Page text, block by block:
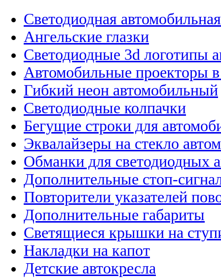
Светодиодная
Ангельские глазки
Светодиодные 3d логотипы
Автомобильные проекторы
Гибкий неон автомобильный
Светодиодные колпачки
Бегущие строки для
Эквалайзеры на стекло
Обманки для светодиодных
Дополнительные стоп-
Повторители указателей
Дополнительные габариты
Светящиеся крышки на
Накладки на капот
Детские автокресла